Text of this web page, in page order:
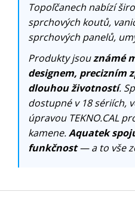
Topoľčanech nabízí
sprchových koutů,
sprchových panelů,
Produkty jsouznámé
designem, precizním
dlouhou životností.
dostupné v 18 sériích,
úpravou TEKNO.CAL
kamene.Aquatek
funkčnost— a to vše
Z